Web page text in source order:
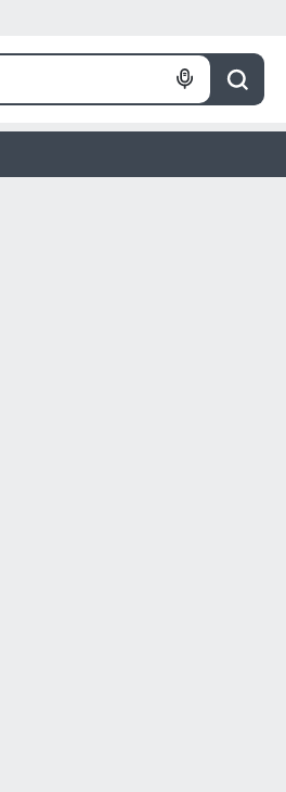
Поиск
Голосовой